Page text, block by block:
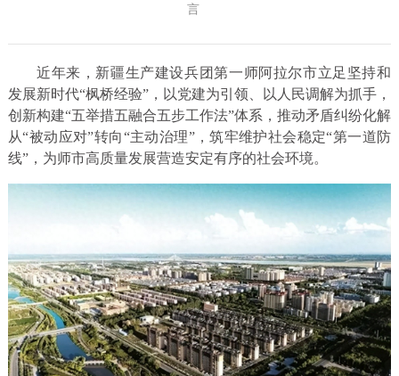
言
近年来，新疆生产建设兵团第一师阿拉尔市立足坚持和
发展新时代“枫桥经验”，以党建为引领、以人民调解为抓手，
创新构建“五举措五融合五步工作法”体系，推动矛盾纠纷化解
从“被动应对”转向“主动治理”，筑牢维护社会稳定“第一道防
线”，为师市高质量发展营造安定有序的社会环境。